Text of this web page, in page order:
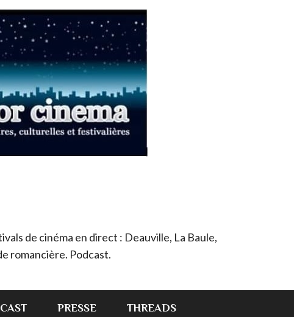
de cinéma en direct : Deauville, La Baule,
romancière. Podcast.
PRESSE THREADS